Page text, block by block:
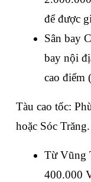
để được
Sân bay
bay nội
cao điểm
Tàu cao tốc:
hoặc Sóc Trăng.
Từ Vũng
400.000